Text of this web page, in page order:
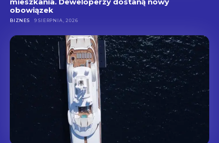
mieszkania. Deweloperzy dostaną nowy
obowiązek
BIZNES 9 SIERPNIA, 2026